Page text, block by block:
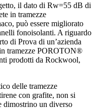
il dato di Rw=55 dB di
in tramezze
può essere migliorato
fonoisolanti. A riguardo
di Prova di un’azienda
tramezze POROTON®
prodotti da Rockwool,
delle tramezze
con grafite, non si
dimostrino un diverso